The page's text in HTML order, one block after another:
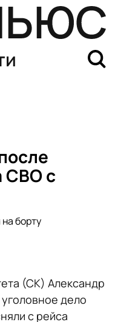
СВО с
борту
(СК) Александр
уголовное дело
с рейса
упал беспилотник